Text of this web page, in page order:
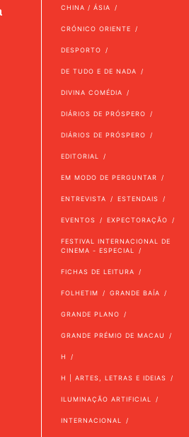
CHINA / ÁSIA
CRÓNICO ORIENTE
DESPORTO
DE TUDO E DE NADA
DIVINA COMÉDIA
DIÁRIOS DE PRÓSPERO
DIÁRIOS DE PRÓSPERO
EDITORIAL
EM MODO DE PERGUNTAR
ENTREVISTA ESTENDAIS
EVENTOS EXPECTORAÇÃO
FESTIVAL INTERNACIONAL DE
CINEMA - ESPECIAL
FICHAS DE LEITURA
FOLHETIM GRANDE BAÍA
GRANDE PLANO
GRANDE PRÉMIO DE MACAU
H
H | ARTES, LETRAS E IDEIAS
ILUMINAÇÃO ARTIFICIAL
INTERNACIONAL